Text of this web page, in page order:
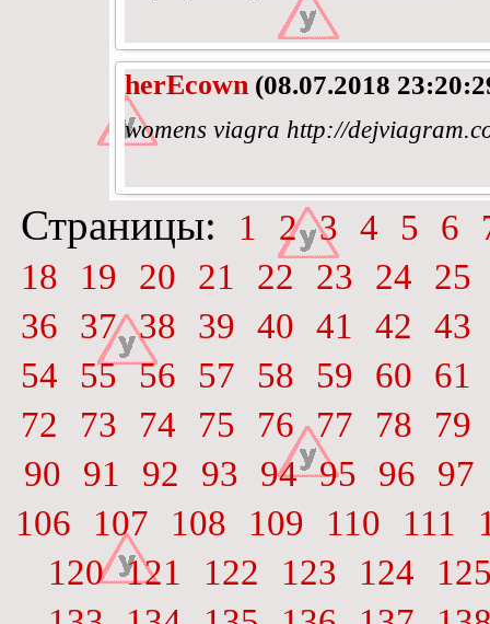
herEcown (08.07.2018
womens viagra http://
Страницы: 1 2 3 4 5 6
18
19 20 21 22 23 24
25
36
37 38 39 40 41 42
43
54
55 56 57 58 59 60
61
72
73 74 75 76 77 78
79
90
91 92 93 94 95 96
97
106
107 108 109 110 111
120 121 122 123 124